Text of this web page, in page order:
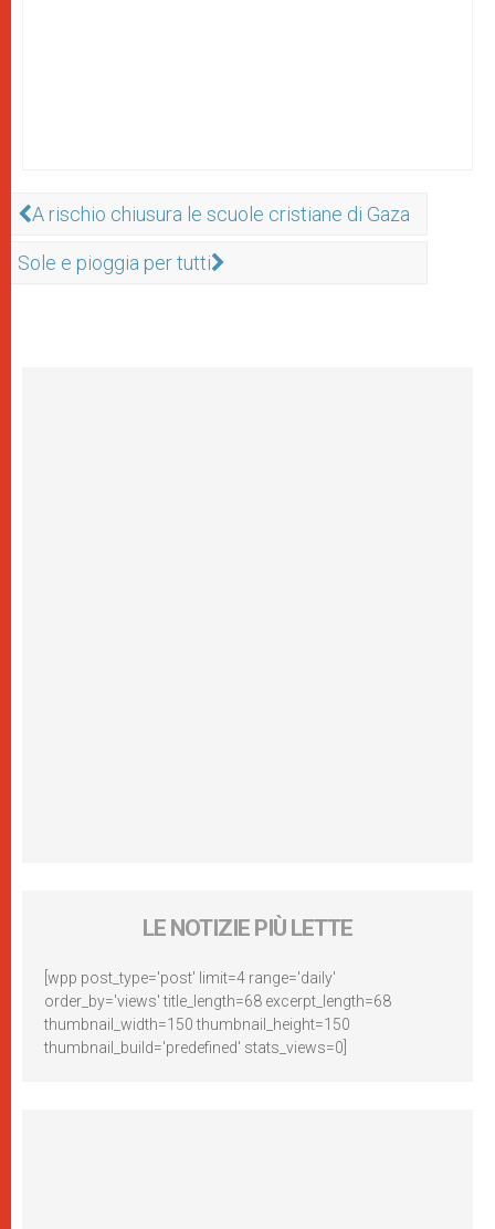
A rischio chiusura le scuole cristiane di Gaza
Sole e pioggia per tutti
LE NOTIZIE PIÙ LETTE
[wpp post_type='post' limit=4 range='daily'
order_by='views' title_length=68 excerpt_length=68
thumbnail_width=150 thumbnail_height=150
thumbnail_build='predefined' stats_views=0]